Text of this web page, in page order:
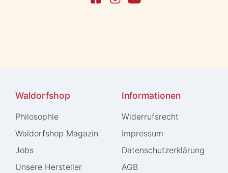
Waldorfshop
Philosophie
Waldorfshop Magazin
Jobs
Unsere Hersteller
Informationen
Widerrufs­recht
Impressum
Daten­schutz­erklärung
AGB